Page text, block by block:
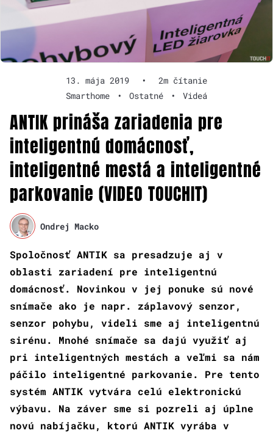
13. mája 2019 •
2m čítanie
Smarthome
• Ostatné • Videá
ANTIK prináša zariadenia pre
inteligentnú domácnosť,
inteligentné mestá a inteligentné
parkovanie (VIDEO TOUCHIT)
Ondrej Macko
Spoločnosť ANTIK sa presadzuje aj v
oblasti zariadení pre inteligentnú
domácnosť. Novinkou v jej ponuke sú nové
snímače ako je napr. záplavový senzor,
senzor pohybu, videli sme aj inteligentnú
sirénu. Mnohé snímače sa dajú využiť aj
pri inteligentných mestách a veľmi sa nám
páčilo inteligentné parkovanie. Pre tento
systém ANTIK vytvára celú elektronickú
výbavu. Na záver sme si pozreli aj úplne
novú nabíjačku, ktorú ANTIK vyrába v